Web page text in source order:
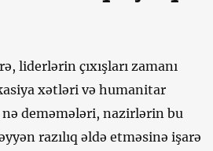
liderlərin çıxışları zamanı
xətləri və humanitar
nə deməmələri, nazirlərin bu
razılıq əldə etməsinə işarə